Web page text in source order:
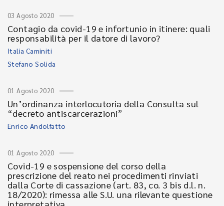
03 Agosto 2020
Contagio da covid-19 e infortunio in itinere: quali
responsabilità per il datore di lavoro?
Italia Caminiti
Stefano Solida
01 Agosto 2020
Un’ordinanza interlocutoria della Consulta sul
“decreto antiscarcerazioni”
Enrico Andolfatto
01 Agosto 2020
Covid-19 e sospensione del corso della
prescrizione del reato nei procedimenti rinviati
dalla Corte di cassazione (art. 83, co. 3 bis d.l. n.
18/2020): rimessa alle S.U. una rilevante questione